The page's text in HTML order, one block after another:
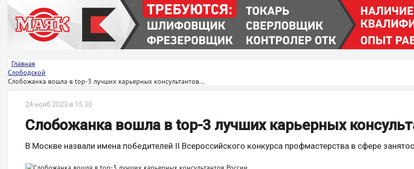
КРУЖКИ И СЕКЦИИ
ЗАВОДУ "МАЯК" 85 ЛЕТ
ЭКОЛОГИЯ
Главная
Слободской
Слобожанка вошла в top-3 лучших карьерных консультантов...
24 нояб 2023 в 15:30
Слобожанка вошла в top-3 лучших карьерных
В Москве назвали имена победителей II Всероссийского конкурса профмастерства в сфере